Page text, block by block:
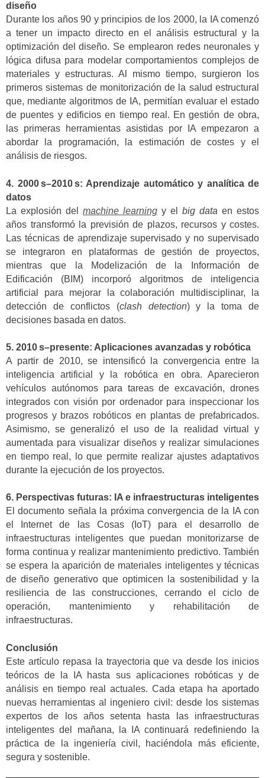
diseño
Durante los años 90 y principios de los 2000, la IA comenzó
a tener un impacto directo en el análisis estructural y la
optimización del diseño. Se emplearon redes neuronales y
lógica difusa para modelar comportamientos complejos de
materiales y estructuras. Al mismo tiempo, surgieron los
primeros sistemas de monitorización de la salud estructural
que, mediante algoritmos de IA, permitían evaluar el estado
de puentes y edificios en tiempo real. En gestión de obra,
las primeras herramientas asistidas por IA empezaron a
abordar la programación, la estimación de costes y el
análisis de riesgos.
4. 2000 s–2010 s: Aprendizaje automático y analítica de
datos
La explosión del machine learning y el big data en estos
años transformó la previsión de plazos, recursos y costes.
Las técnicas de aprendizaje supervisado y no supervisado
se integraron en plataformas de gestión de proyectos,
mientras que la Modelización de la Información de
Edificación (BIM) incorporó algoritmos de inteligencia
artificial para mejorar la colaboración multidisciplinar, la
detección de conflictos (clash detection) y la toma de
decisiones basada en datos.
5. 2010 s–presente: Aplicaciones avanzadas y robótica
A partir de 2010, se intensificó la convergencia entre la
inteligencia artificial y la robótica en obra. Aparecieron
vehículos autónomos para tareas de excavación, drones
integrados con visión por ordenador para inspeccionar los
progresos y brazos robóticos en plantas de prefabricados.
Asimismo, se generalizó el uso de la realidad virtual y
aumentada para visualizar diseños y realizar simulaciones
en tiempo real, lo que permite realizar ajustes adaptativos
durante la ejecución de los proyectos.
6. Perspectivas futuras: IA e infraestructuras inteligentes
El documento señala la próxima convergencia de la IA con
el Internet de las Cosas (IoT) para el desarrollo de
infraestructuras inteligentes que puedan monitorizarse de
forma continua y realizar mantenimiento predictivo. También
se espera la aparición de materiales inteligentes y técnicas
de diseño generativo que optimicen la sostenibilidad y la
resiliencia de las construcciones, cerrando el ciclo de
operación, mantenimiento y rehabilitación de
infraestructuras.
Conclusión
Este artículo repasa la trayectoria que va desde los inicios
teóricos de la IA hasta sus aplicaciones robóticas y de
análisis en tiempo real actuales. Cada etapa ha aportado
nuevas herramientas al ingeniero civil: desde los sistemas
expertos de los años setenta hasta las infraestructuras
inteligentes del mañana, la IA continuará redefiniendo la
práctica de la ingeniería civil, haciéndola más eficiente,
segura y sostenible.